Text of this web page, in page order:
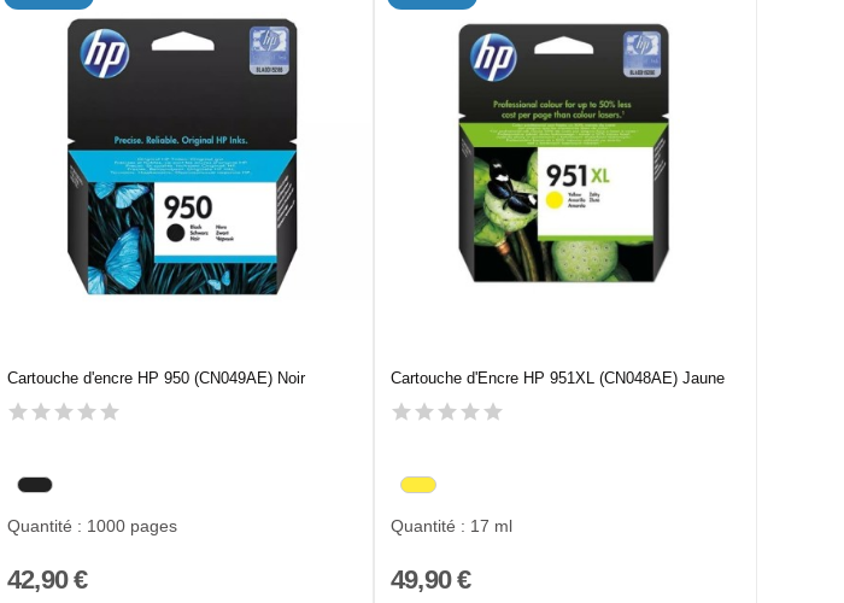
Cartouche d'encre HP 950 (CN049AE) Noir
Quantité : 1000 pages
42,90 €
Cartouche d'Encre HP 951XL (CN048AE) Jaune
Quantité : 17 ml
49,90 €